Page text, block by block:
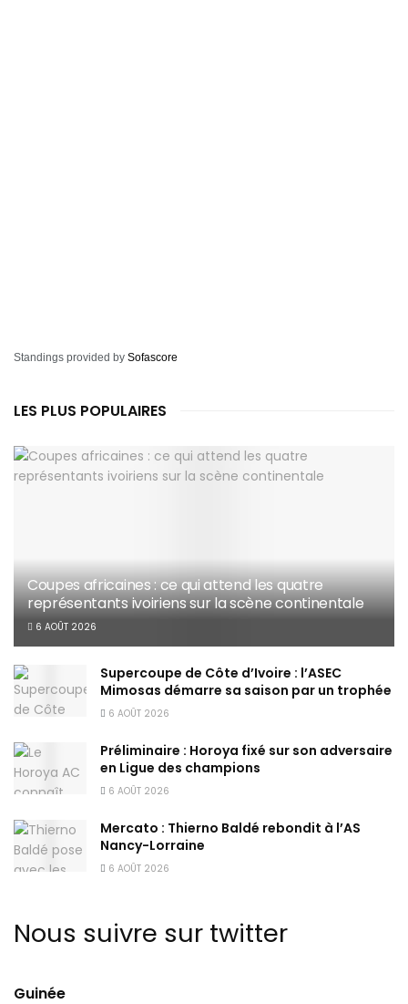
Standings provided by Sofascore
LES PLUS POPULAIRES
Coupes africaines : ce qui attend les quatre
représentants ivoiriens sur la scène continentale
6 AOÛT 2026
Supercoupe de Côte d’Ivoire : l’ASEC
Mimosas démarre sa saison par un trophée
6 AOÛT 2026
Préliminaire : Horoya fixé sur son adversaire
en Ligue des champions
6 AOÛT 2026
Mercato : Thierno Baldé rebondit à l’AS
Nancy-Lorraine
6 AOÛT 2026
Nous suivre sur twitter
Guinée